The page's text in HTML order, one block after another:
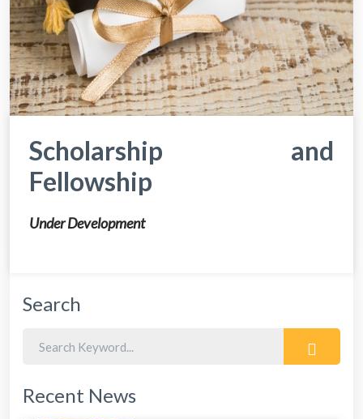
Scholarship and
Fellowship
Under Development
Search
Recent News